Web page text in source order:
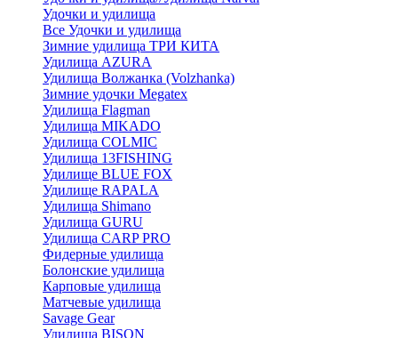
Удочки и удилища
Все Удочки и удилища
Зимние удилища ТРИ КИТА
Удилища AZURA
Удилища Волжанка (Volzhanka)
Зимние удочки Megatex
Удилища Flagman
Удилища MIKADO
Удилища COLMIC
Удилища 13FISHING
Удилище BLUE FOX
Удилище RAPALA
Удилища Shimano
Удилища GURU
Удилища CARP PRO
Фидерные удилища
Болонские удилища
Карповые удилища
Матчевые удилища
Savage Gear
Удилища BISON